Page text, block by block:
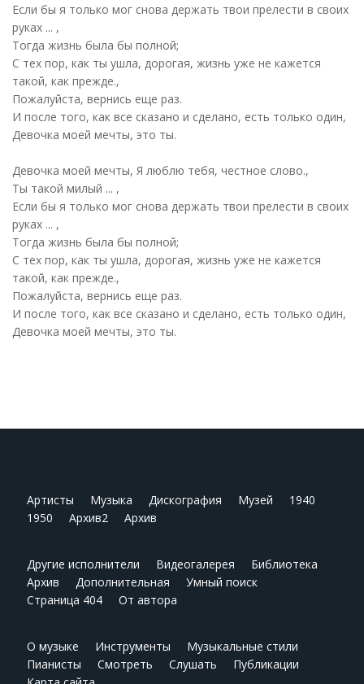
Если бы я только мог снова держать твои прелести в своих
руках ... ,
Тогда жизнь была бы полной;
С тех пор, как ты ушла, дорогая, жизнь уже не кажется
такой, как прежде.,
Пожалуйста, вернись еще раз.
И после того, как все сказано и сделано, есть только один,
Девочка моей мечты, это ты.
Девочка моей мечты, Я люблю тебя, честное слово.,
Ты такой милый ... ,
Если бы я только мог снова держать твои прелести в своих
руках ... ,
Тогда жизнь была бы полной;
С тех пор, как ты ушла, дорогая, жизнь уже не кажется
такой, как прежде.,
Пожалуйста, вернись еще раз.
И после того, как все сказано и сделано, есть только один,
Девочка моей мечты, это ты.
Артисты Музыка Дискография Музей
1940
1950
Архив2 Архив
Другие исполнители Видеогалерея
Библиотека
Архив
Дополнительная
Умный поиск
Страница 404
От автора
О музыке Инструменты
Музыкальные стили
Пианисты
Смотреть Слушать
Публикации